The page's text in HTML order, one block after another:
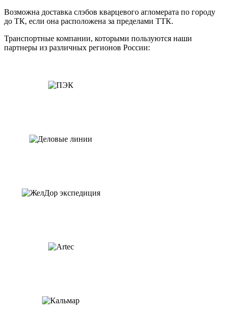
Возможна доставка слэбов кварцевого агломерата по городу
до ТК, если она расположена за пределами ТТК.
Транспортные компании, которыми пользуются наши
партнеры из различных регионов России: